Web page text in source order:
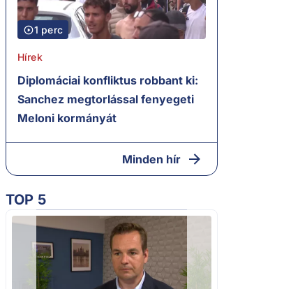
1 perc
Hírek
Diplomáciai konfliktus robbant ki:
Sanchez megtorlással fenyegeti
Meloni kormányát
Minden hír
TOP 5